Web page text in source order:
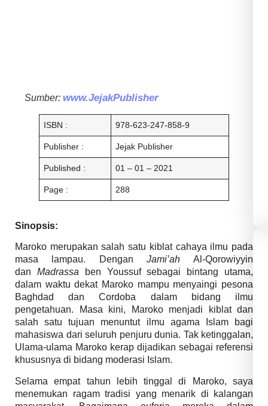
Sumber: www.JejakPublisher
ISBN : 978-623-247-858-9
Publisher : Jejak Publisher
Published : 01 – 01 – 2021
Page : 288
Sinopsis:
Maroko merupakan salah satu kiblat cahaya ilmu pada
masa lampau. Dengan Jami’ahAl-Qorowiyyin
dan Madrassa ben Youssuf sebagai bintang utama,
dalam waktu dekat Maroko mampu menyaingi pesona
Baghdad dan Cordoba dalam bidang ilmu
pengetahuan. Masa kini, Maroko menjadi kiblat dan
salah satu tujuan menuntut ilmu agama Islam bagi
mahasiswa dari seluruh penjuru dunia. Tak ketinggalan,
Ulama-ulama Maroko kerap dijadikan sebagai referensi
khususnya di bidang moderasi Islam.
Selama empat tahun lebih tinggal di Maroko, saya
menemukan ragam tradisi yang menarik di kalangan